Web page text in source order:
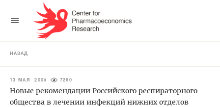
НАЗАД
13 МАЯ 2009 7260
Новые рекомендации Российского респираторного
общества в лечении инфекций нижних отделов